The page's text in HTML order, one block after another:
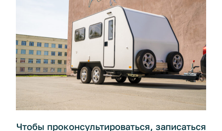
Чтобы проконсультироваться, записаться